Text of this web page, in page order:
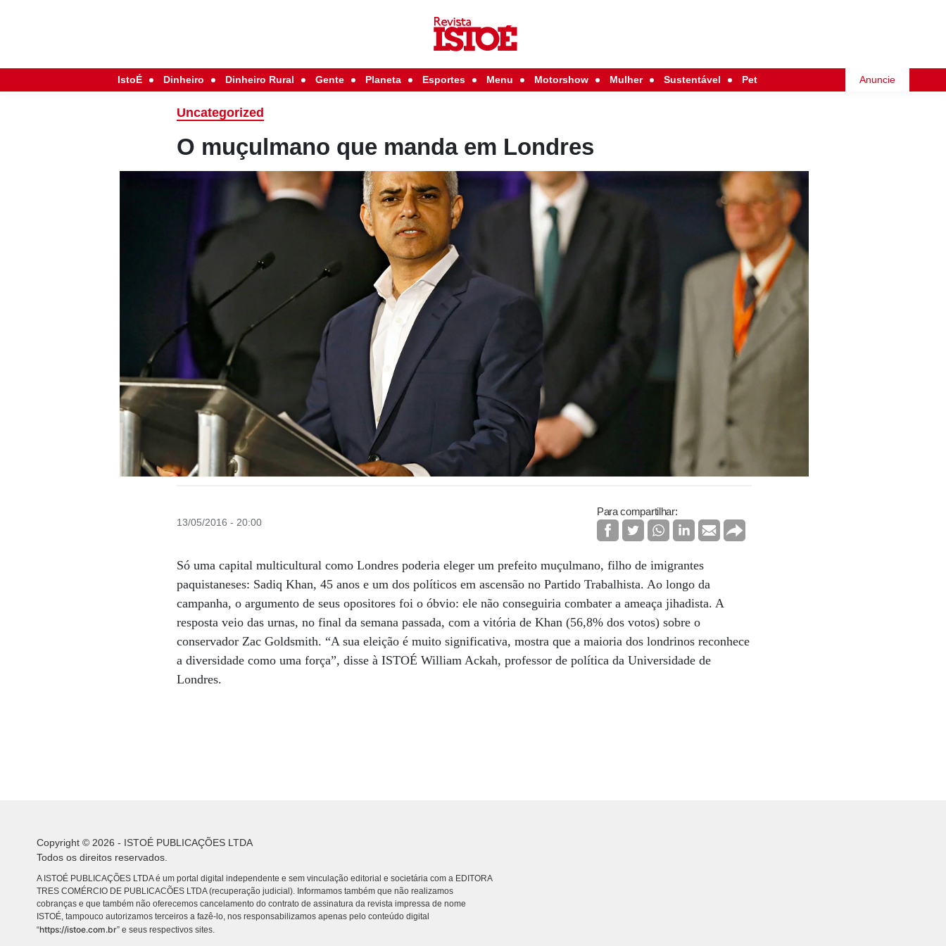
IstoÉ Dinheiro Dinheiro Rural Gente Planeta Esportes Menu Motorshow Mulher Sustentável Pet Anuncie
Uncategorized
O muçulmano que manda em Londres
13/05/2016 - 20:00
Para compartilhar:
Só uma capital multicultural como Londres poderia eleger um prefeito muçulmano, filho de imigrantes
paquistaneses: Sadiq Khan, 45 anos e um dos políticos em ascensão no Partido Trabalhista. Ao longo da
campanha, o argumento de seus opositores foi o óbvio: ele não conseguiria combater a ameaça jihadista. A
resposta veio das urnas, no final da semana passada, com a vitória de Khan (56,8% dos votos) sobre o
conservador Zac Goldsmith. “A sua eleição é muito significativa, mostra que a maioria dos londrinos reconhece
a diversidade como uma força”, disse à ISTOÉ William Ackah, professor de política da Universidade de
Londres.
Copyright © 2026 - ISTOÉ PUBLICAÇÕES LTDA
Todos os direitos reservados.
A ISTOÉ PUBLICAÇÕES LTDA é um portal digital independente e sem vinculação editorial e societária com a EDITORA
TRES COMÉRCIO DE PUBLICACÕES LTDA (recuperação judicial). Informamos também que não realizamos
cobranças e que também não oferecemos cancelamento do contrato de assinatura da revista impressa de nome
ISTOÉ, tampouco autorizamos terceiros a fazê-lo, nos responsabilizamos apenas pelo conteúdo digital
“https://istoe.com.br” e seus respectivos sites.